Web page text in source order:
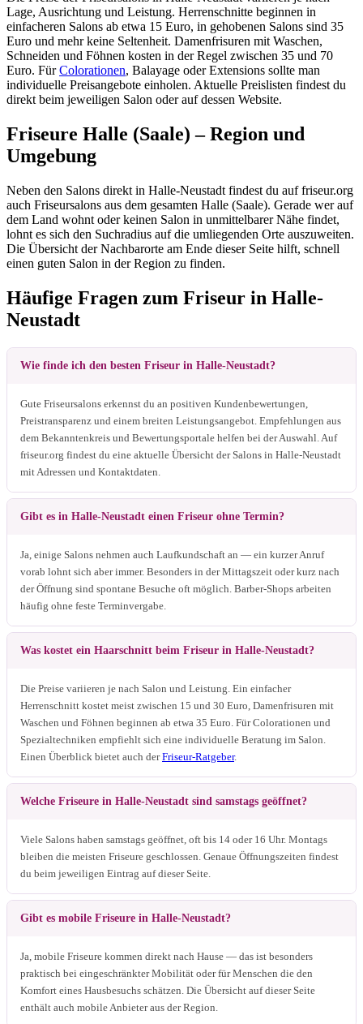
Lage, Ausrichtung und Leistung. Herrenschnitte beginnen in
einfacheren Salons ab etwa 15 Euro, in gehobenen Salons sind 35
Euro und mehr keine Seltenheit. Damenfrisuren mit Waschen,
Schneiden und Föhnen kosten in der Regel zwischen 35 und 70
Euro. FürColorationen, Balayage oder Extensions sollte man
individuelle Preisangebote einholen. Aktuelle Preislisten findest du
direkt beim jeweiligen Salon oder auf dessen Website.
Friseure Halle (Saale) – Region und
Umgebung
Neben den Salons direkt in Halle-Neustadt findest du auf friseur.org
auch Friseursalons aus dem gesamten Halle (Saale). Gerade wer auf
dem Land wohnt oder keinen Salon in unmittelbarer Nähe findet,
lohnt es sich den Suchradius auf die umliegenden Orte auszuweiten.
Die Übersicht der Nachbarorte am Ende dieser Seite hilft, schnell
einen guten Salon in der Region zu finden.
Häufige Fragen zum Friseur in Halle-
Neustadt
Wie finde ich den besten Friseur in Halle-Neustadt?
Gute Friseursalons erkennst du an positiven Kundenbewertungen,
Preistransparenz und einem breiten Leistungsangebot. Empfehlungen aus
dem Bekanntenkreis und Bewertungsportale helfen bei der Auswahl. Auf
friseur.org findest du eine aktuelle Übersicht der Salons in Halle-Neustadt
mit Adressen und Kontaktdaten.
Gibt es in Halle-Neustadt einen Friseur ohne Termin?
Ja, einige Salons nehmen auch Laufkundschaft an — ein kurzer Anruf
vorab lohnt sich aber immer. Besonders in der Mittagszeit oder kurz nach
der Öffnung sind spontane Besuche oft möglich. Barber-Shops arbeiten
häufig ohne feste Terminvergabe.
Was kostet ein Haarschnitt beim Friseur in Halle-Neustadt?
Die Preise variieren je nach Salon und Leistung. Ein einfacher
Herrenschnitt kostet meist zwischen 15 und 30 Euro, Damenfrisuren mit
Waschen und Föhnen beginnen ab etwa 35 Euro. Für Colorationen und
Spezialtechniken empfiehlt sich eine individuelle Beratung im Salon.
Einen Überblick bietet auch derFriseur-Ratgeber.
Welche Friseure in Halle-Neustadt sind samstags geöffnet?
Viele Salons haben samstags geöffnet, oft bis 14 oder 16 Uhr. Montags
bleiben die meisten Friseure geschlossen. Genaue Öffnungszeiten findest
du beim jeweiligen Eintrag auf dieser Seite.
Gibt es mobile Friseure in Halle-Neustadt?
Ja, mobile Friseure kommen direkt nach Hause — das ist besonders
praktisch bei eingeschränkter Mobilität oder für Menschen die den
Komfort eines Hausbesuchs schätzen. Die Übersicht auf dieser Seite
enthält auch mobile Anbieter aus der Region.